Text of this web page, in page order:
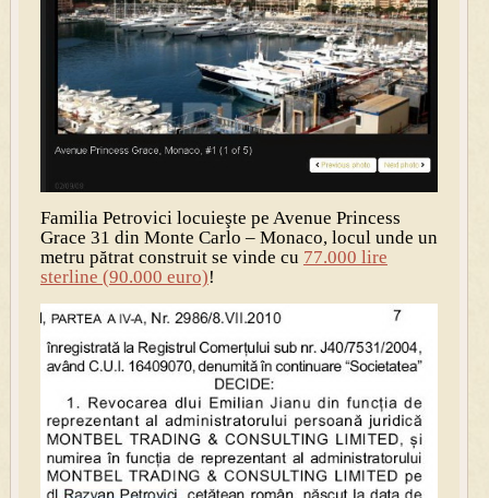
Familia Petrovici locuieşte pe Avenue Princess
Grace 31 din Monte Carlo – Monaco, locul unde un
metru pătrat construit se vinde cu 77.000 lire
sterline (90.000 euro)!